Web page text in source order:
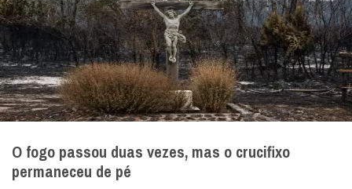
O fogo passou duas vezes, mas o crucifixo
permaneceu de pé